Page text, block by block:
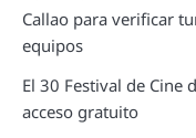
Callao para verificar
equipos
El 30 Festival de Cine
acceso gratuito